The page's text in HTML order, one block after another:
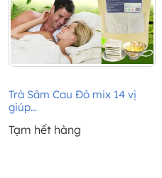
Trà Sâm Cau Đỏ mix 14 vị
giúp...
Tạm hết hàng